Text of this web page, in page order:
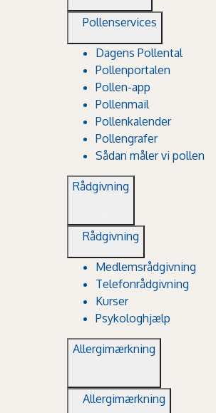
Pollenservices
Dagens Pollental
Pollenportalen
Pollen-app
Pollenmail
Pollenkalender
Pollengrafer
Sådan måler vi pollen
Rådgivning
Rådgivning
Medlemsrådgivning
Telefonrådgivning
Kurser
Psykologhjælp
Allergimærkning
Allergimærkning